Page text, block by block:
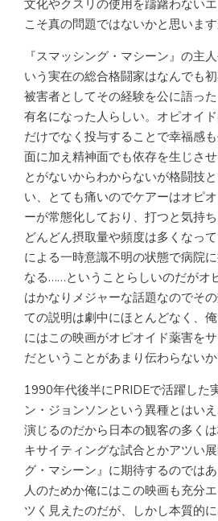
文化やクスリの使用を躊躇わない
こそ真の問題ではないかと思います
『スマッシング・マシーン』の主
いう実在の総合格闘家はなんでも
被害者としてその経験を公に語っ
有名になった人らしい。オピオイ
だけでなく投与することで幸福感
面に加え精神面でも依存を生じさ
とがないからわからないが格闘技
い、とても痛いのでケアーはオピ
ーが常態化しており、打つと気持
どんどん摂取量や頻度は多くなっ
による一時意識不明の状態で病院
なる……ということらしいのだがオ
はかなりメジャーな話題なのでそ
ての説明は劇中にほとんどなく、
にはこの映画がオピオイド薬害を
だということがあまり伝わらないか
1990年代後半にPRIDEで活躍した
ン・ジョンソンという異種とはい
演じるのだから日本の観客の多く
キサイティングな試合とかアツい
グ・マシーン』に期待するのでは
人のためか俺にはこの映画も充分
ツく見えたのだが、しかし本質的